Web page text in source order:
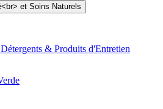
Détergents & Produits d'Entretien